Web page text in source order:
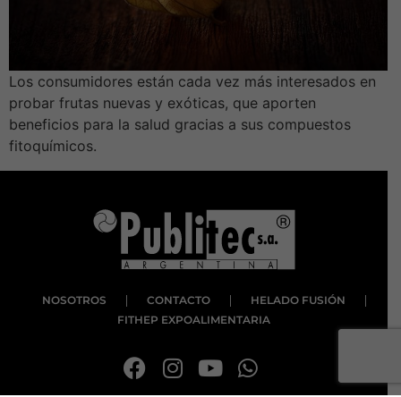
Los consumidores están cada vez más interesados en
probar frutas nuevas y exóticas, que aporten
beneficios para la salud gracias a sus compuestos
fitoquímicos.
NOSOTROS CONTACTO
HELADO FUSIÓN
FITHEP EXPOALIMENTARIA